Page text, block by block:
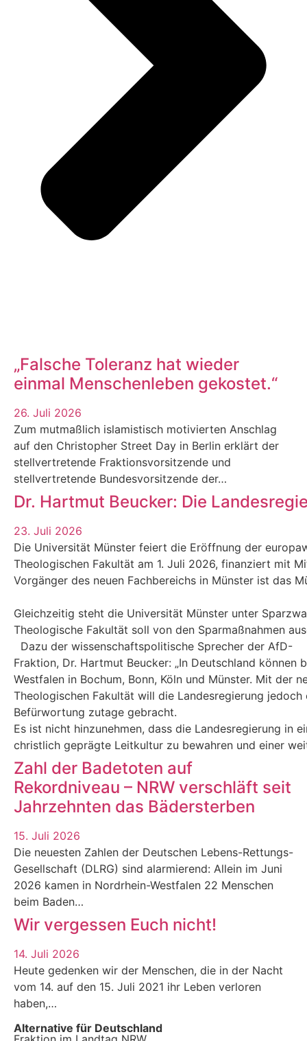
„Falsche Toleranz hat wieder
einmal Menschenleben gekostet.“
26. Juli 2026
Zum mutmaßlich islamistisch motivierten Anschlag
auf den Christopher Street Day in Berlin erklärt der
stellvertretende Fraktionsvorsitzende und
stellvertretende Bundesvorsitzende der…
Dr. Hartmut Beucker: Die
23. Juli 2026
Die Universität Münster feiert die Eröffnung der
Theologischen Fakultät am 1. Juli 2026, finanziert mit
Vorgänger des neuen Fachbereichs in Münster ist das
Gleichzeitig steht die Universität Münster unter
Theologische Fakultät soll von den Sparmaßnahmen
Dazu der wissenschaftspolitische Sprecher der AfD-
Fraktion, Dr. Hartmut Beucker: „In Deutschland
Westfalen in Bochum, Bonn, Köln und Münster. Mit der
Theologischen Fakultät will die Landesregierung
Befürwortung zutage gebracht.
Es ist nicht hinzunehmen, dass die Landesregierung in
christlich geprägte Leitkultur zu bewahren und einer
Zahl der Badetoten auf
Rekordniveau – NRW verschläft seit
Jahrzehnten das Bädersterben
15. Juli 2026
Die neuesten Zahlen der Deutschen Lebens-Rettungs-
Gesellschaft (DLRG) sind alarmierend: Allein im Juni
2026 kamen in Nordrhein-Westfalen 22 Menschen
beim Baden…
Wir vergessen Euch nicht!
14. Juli 2026
Heute gedenken wir der Menschen, die in der Nacht
vom 14. auf den 15. Juli 2021 ihr Leben verloren
haben,…
Alternative für Deutschland